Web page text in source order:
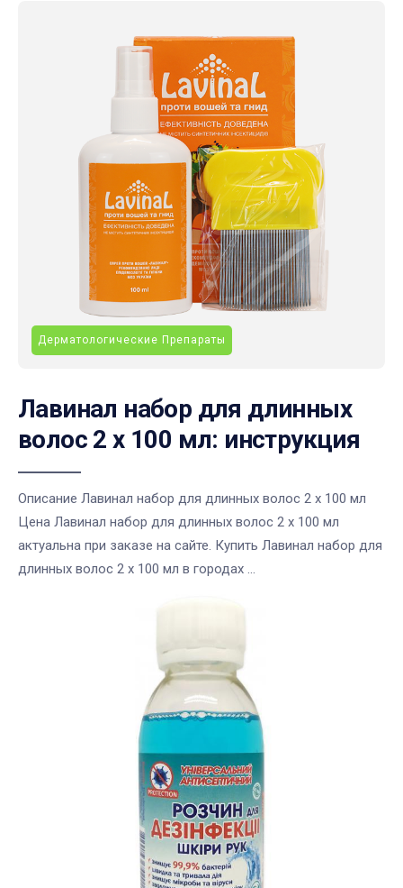
Дерматологические Препараты
Лавинал набор для длинных
волос 2 х 100 мл: инструкция
Описание Лавинал набор для длинных волос 2 х 100 мл
Цена Лавинал набор для длинных волос 2 х 100 мл
актуальна при заказе на сайте. Купить Лавинал набор для
длинных волос 2 х 100 мл в городах ...